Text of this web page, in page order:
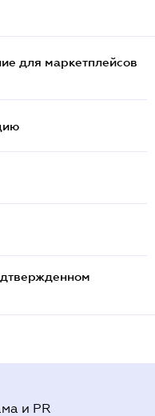
для маркетплейсов
и PR